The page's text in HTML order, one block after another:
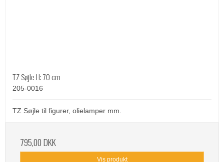
TZ Søjle H: 70 cm
205-0016
TZ Søjle til figurer, olielamper mm.
795,00 DKK
Vis produkt